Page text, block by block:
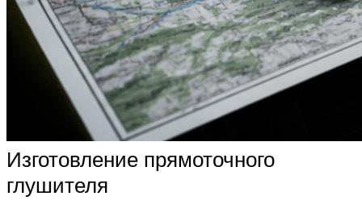
Изготовление прямоточного
глушителя